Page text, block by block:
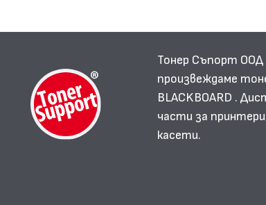
Тонер Съпорт ООД
произвеждаме
BLACKBOARD .
части за
касети.